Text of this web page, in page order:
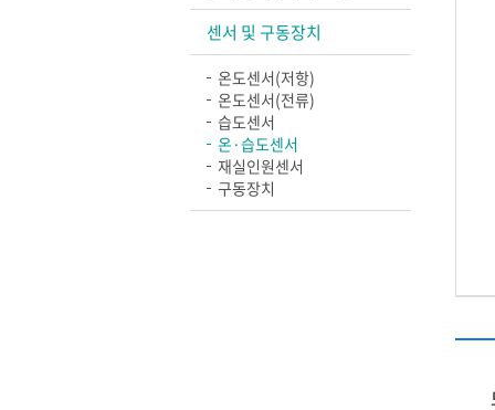
센서 및 구동장치
온도센서(저항)
온도센서(전류)
습도센서
온·습도센서
재실인원센서
구동장치